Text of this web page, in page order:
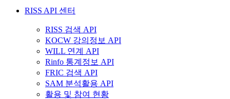
RISS API 센터
RISS 검색 API
KOCW 강의정보 API
WILL 연계 API
Rinfo 통계정보 API
FRIC 검색 API
SAM 분석활용 API
활용 및 참여 현황